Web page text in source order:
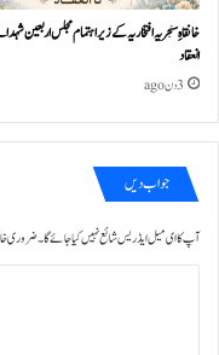
خانقاہِ سنجریہ افتخاریہ کے زیراہتمام مجلس اربعین
انعقاد
3 دن ago
جواب دیں
آپ کا ای میل ایڈریس شائع نہیں کیا جائے گا۔ضروری